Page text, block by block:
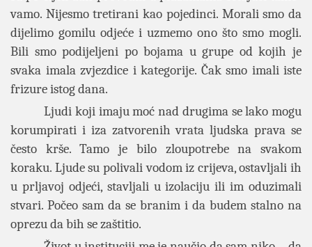
vamo. Nijesmo tretirani kao pojedinci. Morali smo da
dijelimo gomilu odjeće i uzmemo ono što smo mogli.
Bili smo podijeljeni po bojama u grupe od kojih je
svaka imala zvjezdice i kategorije. Čak smo imali iste
frizure istog dana.
Ljudi koji imaju moć nad drugima se lako mogu
korumpirati i iza zatvorenih vrata ljudska prava se
često krše. Tamo je bilo zloupotrebe na svakom
koraku. Ljude su polivali vodom iz crijeva, ostavljali ih
u prljavoj odjeći, stavljali u izolaciju ili im oduzimali
stvari. Počeo sam da se branim i da budem stalno na
oprezu da bih se zaštitio.